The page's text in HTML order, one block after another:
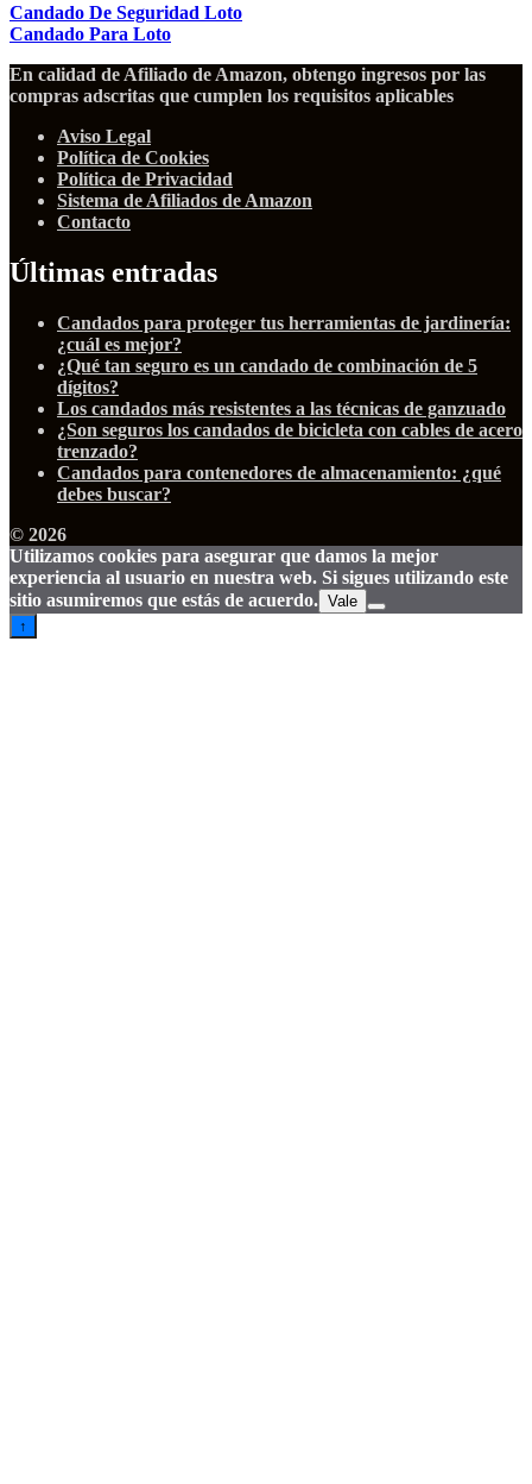
Candado De Seguridad Loto
Candado Para Loto
En calidad de Afiliado de Amazon, obtengo ingresos por las
compras adscritas que cumplen los requisitos aplicables
Aviso Legal
Política de Cookies
Política de Privacidad
Sistema de Afiliados de Amazon
Contacto
Últimas entradas
Candados para proteger tus herramientas de jardinería:
¿cuál es mejor?
¿Qué tan seguro es un candado de combinación de 5
dígitos?
Los candados más resistentes a las técnicas de ganzuado
¿Son seguros los candados de bicicleta con cables de acero
trenzado?
Candados para contenedores de almacenamiento: ¿qué
debes buscar?
© 2026
Utilizamos cookies para asegurar que damos la mejor
experiencia al usuario en nuestra web. Si sigues utilizando este
sitio asumiremos que estás de acuerdo. Vale
↑